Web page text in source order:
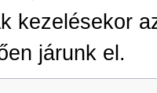
kezelésekor
járunk el.